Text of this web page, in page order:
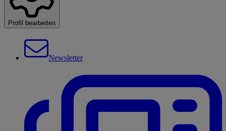
Profil bearbeiten
Newsletter